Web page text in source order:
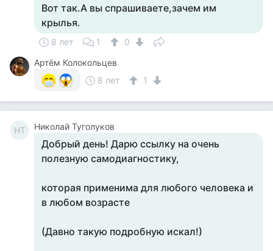
Вот так.А вы спрашиваете,зачем им
крылья.
8 лет 1
0
Артём Колокольцев
8 лет
1
НТ Николай Туголуков
Добрый день! Дарю ссылку на очень
полезную самодиагностику,
которая применима для любого человека и
в любом возрасте
(Давно такую подробную искал!)